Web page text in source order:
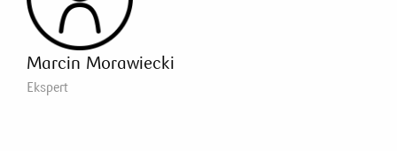
Marcin Morawiecki
Ekspert